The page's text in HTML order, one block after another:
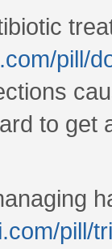
pill/
to get
pill/